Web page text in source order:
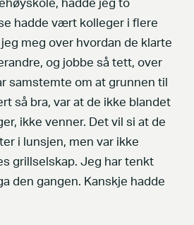
hadde jeg to
hadde vært kolleger i flere
meg over hvordan de klarte
og jobbe så tett, over
samstemte om at grunnen til
så bra, var at de ikke blandet
ikke venner. Det vil si at de
i lunsjen, men var ikke
grillselskap. Jeg har tenkt
den gangen. Kanskje hadde